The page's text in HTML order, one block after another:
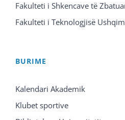
Fakulteti i Shkencave të
Fakulteti i Teknologjisë
BURIME
Kalendari Akademik
Klubet sportive